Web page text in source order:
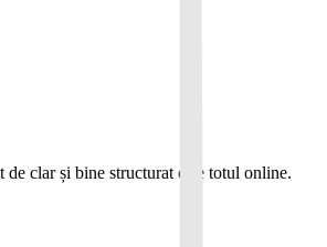
clar și bine structurat este totul online.